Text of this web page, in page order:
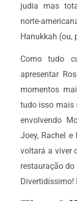
judia mas
norte-
Hanukkah (ou,
Como tudo
apresentar
momentos
tudo isso mais
envolvendo
Joey, Rachel e
voltará a viver
restauração
Divertidíssimo!